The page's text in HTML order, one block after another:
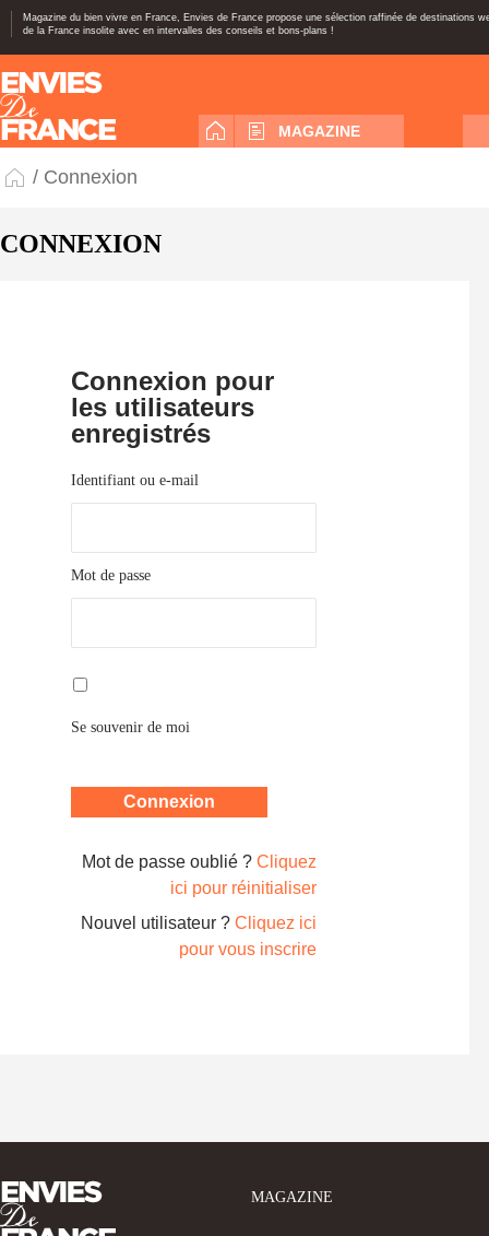
Magazine du bien vivre en France, Envies de France propose une sélection raffinée de destinations
de la France insolite avec en intervalles des conseils et bons-plans !
MAGAZINE
/ Connexion
CONNEXION
Connexion pour
les utilisateurs
enregistrés
Identifiant ou e-mail
Mot de passe
Se souvenir de moi
Mot de passe oublié ? Cliquez
ici pour réinitialiser
Nouvel utilisateur ? Cliquez ici
pour vous inscrire
MAGAZINE